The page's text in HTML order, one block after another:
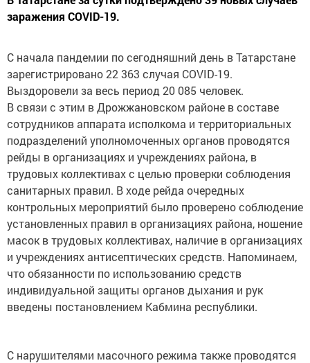
заражения COVID-19.
С начала пандемии по сегодняшний день в Татарстане
зарегистрировано 22 363 случая COVID-19.
Выздоровели за весь период 20 085 человек.
В связи с этим в Дрожжановском районе в составе
сотрудников аппарата исполкома и территориальных
подразделений уполномоченных органов проводятся
рейды в организациях и учреждениях района, в
трудовых коллективах с целью проверки соблюдения
санитарных правил. В ходе рейда очередных
контрольных мероприятий было проверено соблюдение
установленных правил в организациях района, ношение
масок в трудовых коллективах, наличие в организациях
и учреждениях антисептических средств. Напоминаем,
что обязанности по использованию средств
индивидуальной защиты органов дыхания и рук
введены постановлением Кабмина республики.
С нарушителями масочного режима также проводятся